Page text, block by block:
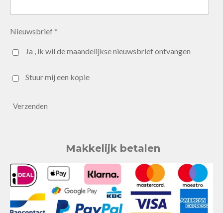
Nieuwsbrief *
Ja , ik wil de maandelijkse nieuwsbrief ontvangen
Stuur mij een kopie
Verzenden
Makkelijk betalen